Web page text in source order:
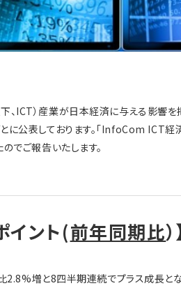
、ICT）産業が日本経済に与える影響
に公表しております。「InfoCom ICT経
でご報告いたします。
イント(前年同期比）】
増と8四半期連続でプラス成長とな